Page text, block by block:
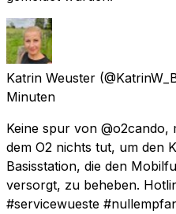
Katrin Weuster
Minuten
Keine spur von
dem O2 nichts tut, um den
Basisstation, die den
versorgt, zu beheben.
#servicewueste